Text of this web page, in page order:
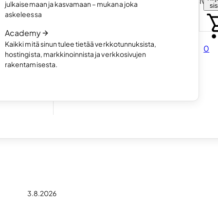
julkaisemaan ja kasvamaan – mukana joka
askeleessa
Academy
Kaikki mitä sinun tulee tietää verkkotunnuksista,
hostingista, markkinoinnista ja verkkosivujen
rakentamisesta.
0
3.8.2026